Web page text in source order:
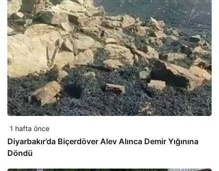
1 hafta önce
Diyarbakır’da Biçerdöver Alev Alınca Demir Yığınına
Döndü